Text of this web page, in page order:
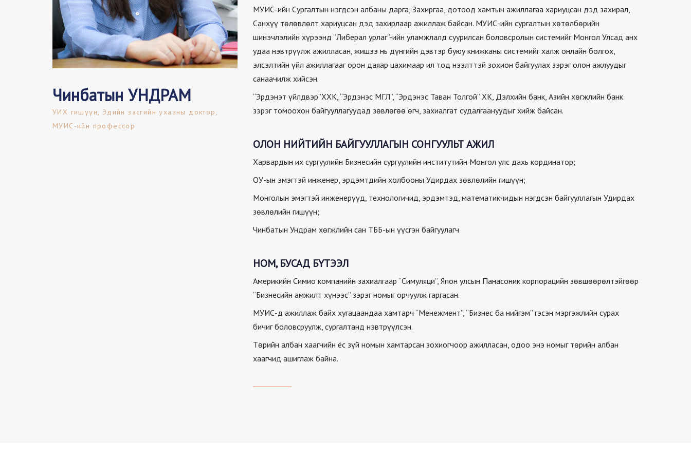
Чинбатын УНДРАМ
УИХ гишүүн, Эдийн засгийн ухааны доктор,
МУИС-ийн профессор
МУИС-ийн Сургалтын нэгдсэн албаны дарга, Захиргаа, дотоод хамтын ажиллагаа хариуцсан дэд захирал,
Санхүү төлөвлөлт хариуцсан дэд захирлаар ажиллаж байсан. МУИС-ийн сургалтын хөтөлбөрийн
шинэчлэлийн хүрээнд “Либерал урлаг”-ийн уламжлалд суурилсан боловсролын системийг Монгол Улсад анх
удаа нэвтрүүлж ажилласан, жишээ нь дүнгийн дэвтэр буюу книжканы системийг халж онлайн болгох,
элсэлтийн үйл ажиллагааг орон даяар цахимаар ил тод нээлттэй зохион байгуулах зэрэг олон ажлуудыг
санаачилж хийсэн.
“Эрдэнэт үйлдвэр”ХХК, “Эрдэнэс МГЛ”, “Эрдэнэс Таван Толгой” ХК, Дэлхийн банк, Азийн хөгжлийн банк
зэрэг томоохон байгууллагуудад зөвлөгөө өгч, захиалгат судалгаануудыг хийж байсан.
ОЛОН НИЙТИЙН БАЙГУУЛЛАГЫН СОНГУУЛЬТ АЖИЛ
Харвардын их сургуулийн Бизнесийн сургуулийн институтийн Монгол улс дахь кординатор;
ОУ-ын эмэгтэй инженер, эрдэмтдийн холбооны Удирдах зөвлөлийн гишүүн;
Монголын эмэгтэй инженерүүд, технологичид, эрдэмтэд, математикчидын нэгдсэн байгууллагын Удирдах
зөвлөлийн гишүүн;
Чинбатын Ундрам хөгжлийн сан ТББ-ын үүсгэн байгуулагч
НОМ, БУСАД БҮТЭЭЛ
Америкийн Симио компанийн захиалгаар “Симуляци”, Япон улсын Панасоник корпорацийн зөвшөөрөлтэйгөөр
“Бизнесийн амжилт хүнээс” зэрэг номыг орчуулж гаргасан.
МУИС-д ажиллаж байх хугацаандаа хамтарч “Менежмент”, “Бизнес ба нийгэм” гэсэн мэргэжлийн сурах
бичиг боловсруулж, сургалтанд нэвтрүүлсэн.
Төрийн албан хаагчийн ёс зүй номын хамтарсан зохиогчоор ажилласан, одоо энэ номыг төрийн албан
хаагчид ашиглаж байна.